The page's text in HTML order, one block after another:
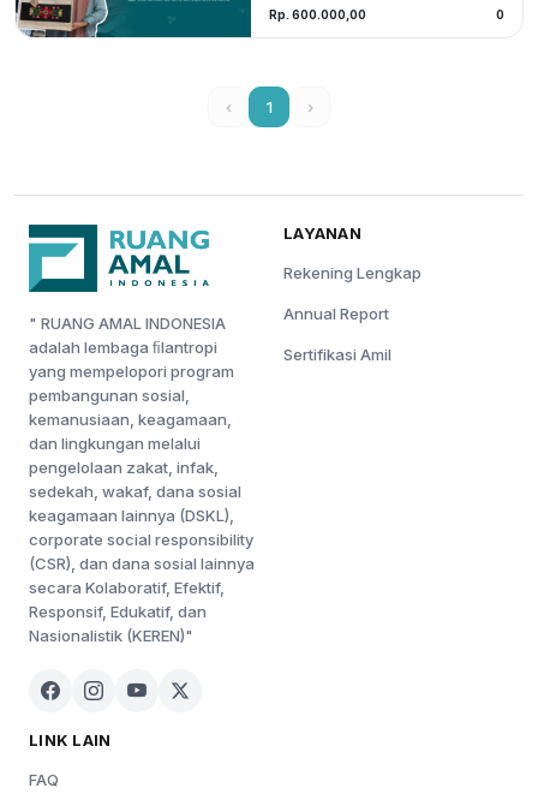
Rp. 600.000,00
0
‹ 1 ›
" RUANG AMAL INDONESIA
adalah lembaga ﬁlantropi
yang mempelopori program
pembangunan sosial,
kemanusiaan, keagamaan,
dan lingkungan melalui
pengelolaan zakat, infak,
sedekah, wakaf, dana sosial
keagamaan lainnya (DSKL),
corporate social responsibility
(CSR), dan dana sosial lainnya
secara Kolaboratif, Efektif,
Responsif, Edukatif, dan
Nasionalistik (KEREN)"
LAYANAN
Rekening Lengkap
Annual Report
Sertifikasi Amil
LINK LAIN
FAQ